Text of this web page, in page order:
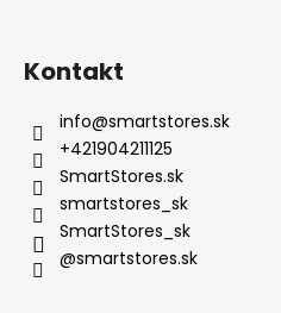
Kontakt
info@smartstores.sk
+421904211125
SmartStores.sk
smartstores_sk
SmartStores_sk
@smartstores.sk